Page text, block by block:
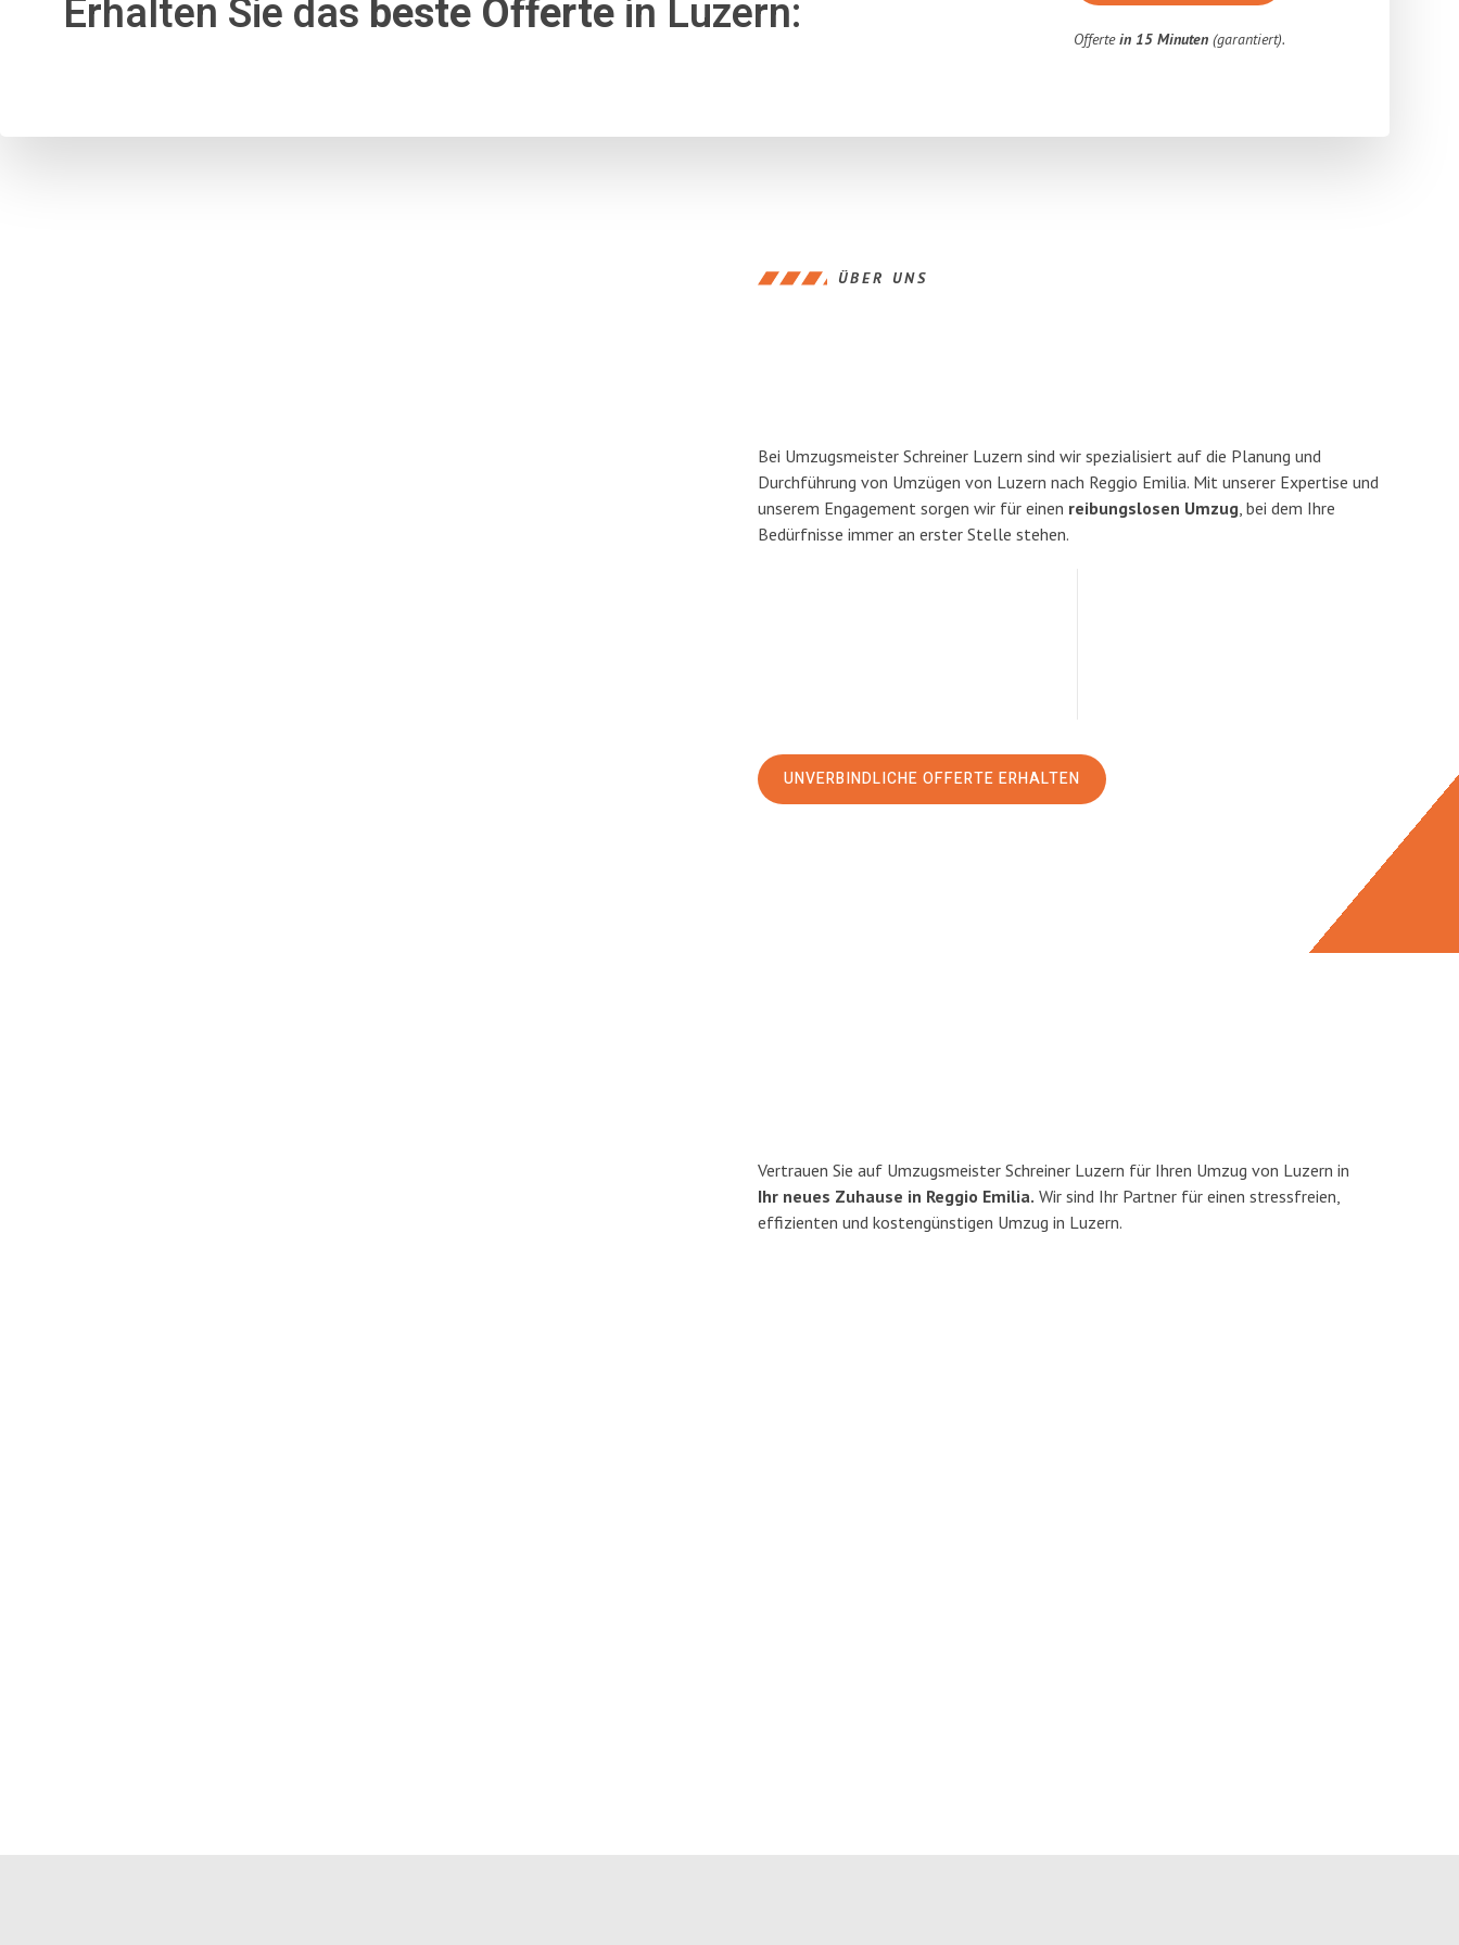
Erhalten Sie das beste Offertein Luzern: Offertein 15 Minuten (garantiert).
ÜBER UNS
Bei Umzugsmeister Schreiner Luzern sind wir spezialisiert auf die Planung und
Durchführung von Umzügen von Luzern nach Reggio Emilia. Mit unserer Expertise und
unserem Engagement sorgen wir für einen reibungslosen Umzug, bei dem Ihre
Bedürfnisse immer an erster Stelle stehen.
UNVERBINDLICHE OFFERTE ERHALTEN
Vertrauen Sie auf Umzugsmeister Schreiner Luzern für Ihren Umzug von Luzern in
Ihr neues Zuhause in Reggio Emilia. Wir sind Ihr Partner für einen stressfreien,
effizienten und kostengünstigen Umzug in Luzern.